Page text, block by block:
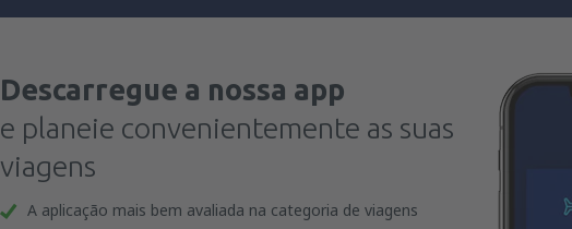
Descarregue a nossa app
e planeie convenientemente as suas
viagens
A aplicação mais bem avaliada na categoria de viagens